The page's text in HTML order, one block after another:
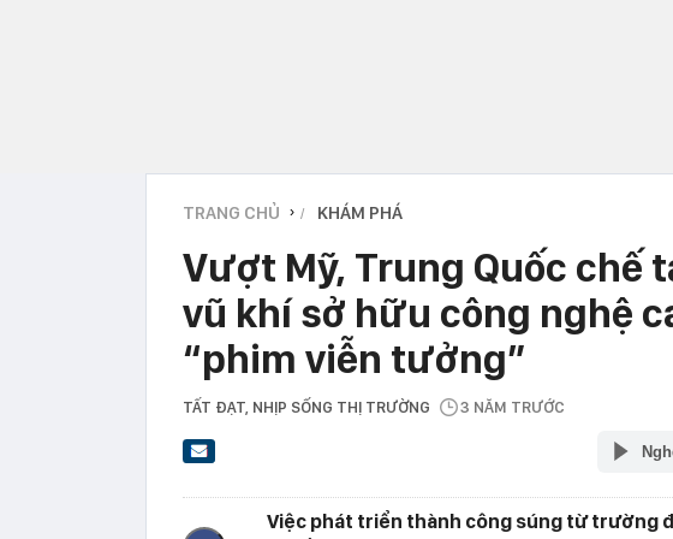
TRANG CHỦ › KHÁM PHÁ
Vượt Mỹ, Trung Quốc chế
vũ khí sở hữu công nghệ
“phim viễn tưởng”
TẤT ĐẠT , NHỊP SỐNG THỊ TRƯỜNG 3 NĂM TRƯỚC
Việc phát triển thành công súng từ trường